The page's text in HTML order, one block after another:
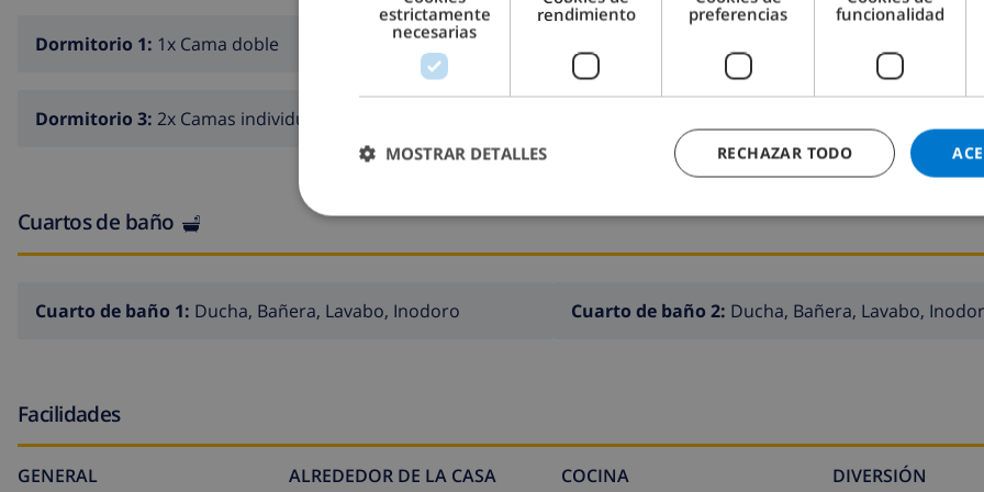
Dormitorio 1: 1x Cama doble
Dormitorio 3: 2x Camas individuales
Cuartos de baño
Cuarto de baño 1: Ducha, Bañera, Lavabo, Inodoro Cuarto de baño 2: Ducha, Bañera, Lavabo,
Facilidades
GENERAL ALREDEDOR DE LA CASA COCINA DIVERSIÓN
estrictamente
necesarias
rendimiento
preferencias
funcionalidad
RECHAZAR TODO
MOSTRAR DETALLES